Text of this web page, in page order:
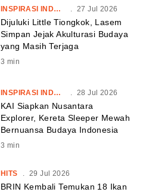
INSPIRASI INDONESIA . 27 Jul 2026
Dijuluki Little Tiongkok, Lasem
Simpan Jejak Akulturasi Budaya
yang Masih Terjaga
3 min
INSPIRASI INDONESIA . 28 Jul 2026
KAI Siapkan Nusantara
Explorer, Kereta Sleeper Mewah
Bernuansa Budaya Indonesia
3 min
HITS 29 Jul 2026
BRIN Kembali Temukan 18 Ikan